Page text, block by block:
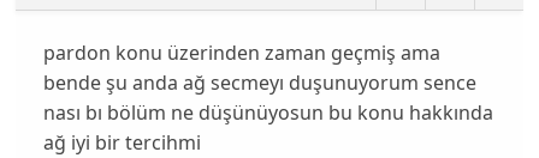
pardon konu üzerinden zaman geçmiş ama
bende şu anda ağ secmeyı duşunuyorum sence
nası bı bölüm ne düşünüyosun bu konu hakkında
ağ iyi bir tercihmi